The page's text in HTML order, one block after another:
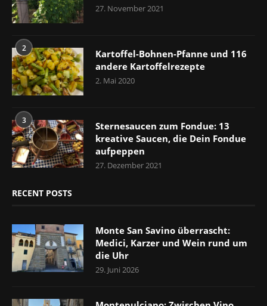
27. November 2021
2
Kartoffel-Bohnen-Pfanne und 116
andere Kartoffelrezepte
2. Mai 2020
3
Sternesaucen zum Fondue: 13
kreative Saucen, die Dein Fondue
aufpeppen
27. Dezember 2021
RECENT POSTS
Monte San Savino überrascht:
Medici, Karzer und Wein rund um
die Uhr
29. Juni 2026